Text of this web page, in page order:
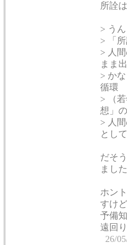
所詮
> う
> 「
> 人
まま
> か
循環
> （
想」
> 人
とし
だそ
ました
ホン
すけど
予備
遠回
26/